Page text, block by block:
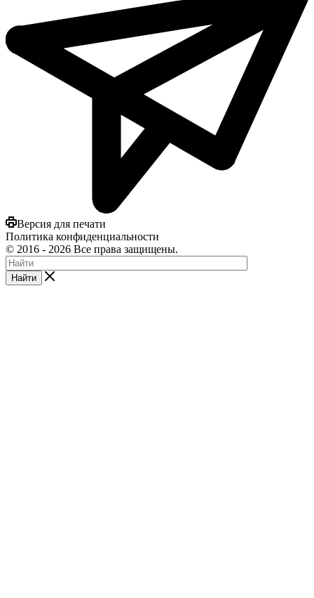
Версия для печати
Политика конфиденциальности
© 2016 - 2026 Все права защищены.
Найти